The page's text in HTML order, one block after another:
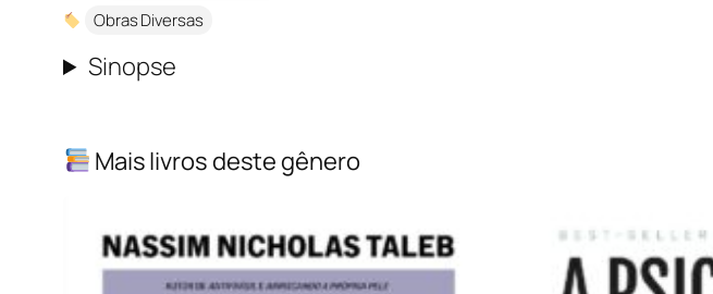
Obras Diversas
Sinopse
Mais livros deste gênero